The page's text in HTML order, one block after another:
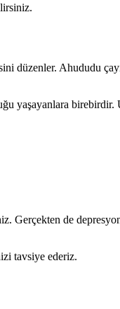
düzenler. Ahududu
yaşayanlara birebirdir.
Gerçekten de depresyon
tavsiye ederiz.